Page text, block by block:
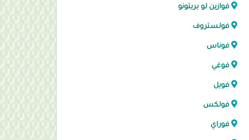
فوازين لو بريتونو
فولستروف
فوناس
فوغي
فويل
فولكس
فوراي